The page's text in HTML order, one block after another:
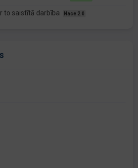
to saistītā darbība Nace 2.0